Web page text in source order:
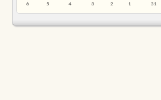
31
1
2
3
4
5
6